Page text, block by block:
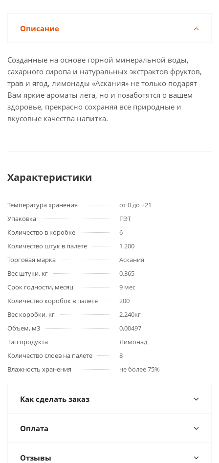
Описание
Созданные на основе горной минеральной воды,
сахарного сиропа и натуральных экстрактов фруктов,
трав и ягод, лимонады «Аскания» не только подарят
Вам яркие ароматы лета, но и позаботятся о вашем
здоровье, прекрасно сохраняя все природные и
вкусовые качества напитка.
Характеристики
Температура хранения
от 0 до +21
Упаковка
ПЭТ
Количество в коробке
6
Количество штук в палете
1 200
Торговая марка
Аскания
Вес штуки, кг
0,365
Срок годности, месяц
9 мес
Количество коробок в палете
200
Вес коробки, кг
2,240кг
Объем, м3
0,00497
Тип продукта
Лимонад
Количество слоев на палете
8
Влажность хранения
не более 75%
Как сделать заказ
Оплата
Отзывы